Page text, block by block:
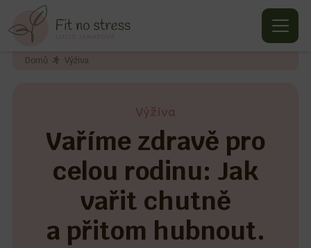
Domů Výživa
Výživa
Vaříme zdravě pro
celou rodinu: Jak
vařit chutně
a přitom hubnout.